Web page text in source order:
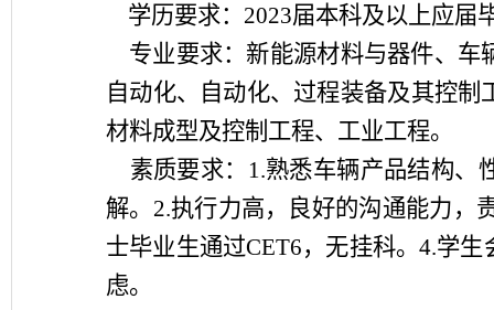
学历要求： 2023届本科及以上应届
专业要求：新能源材料与器件、
自动化、自动化、过程装备及其控
材料成型及控制工程、工业工程。
素质要求： 1.熟悉车辆产品结构、
解。 2.执行力高，良好的沟通能力，
士毕业生通过CET6，无挂科。 4.学生
虑。